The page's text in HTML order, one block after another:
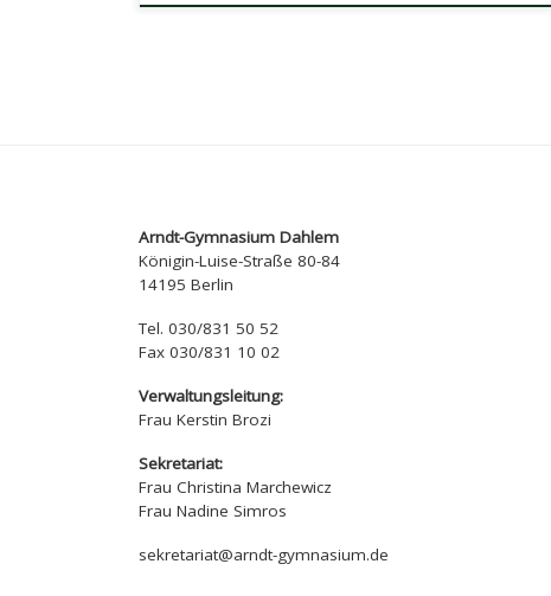
Arndt-Gymnasium Dahlem
Königin-Luise-Straße 80-84
14195 Berlin
Tel. 030/831 50 52
Fax 030/831 10 02
Verwaltungsleitung:
Frau Kerstin Brozi
Sekretariat:
Frau Christina Marchewicz
Frau Nadine Simros
sekretariat@arndt-gymnasium.de